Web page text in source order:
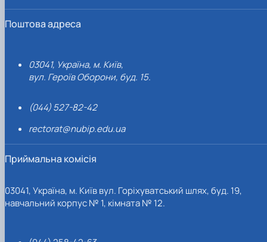
Поштова адреса
03041, Україна, м. Київ,
вул. Героїв Оборони, буд. 15.
(044) 527-82-42
rectorat@nubip.edu.ua
Приймальна комісія
03041, Україна, м. Київ вул. Горіхуватський шлях, буд. 19,
навчальний корпус № 1, кімната № 12.